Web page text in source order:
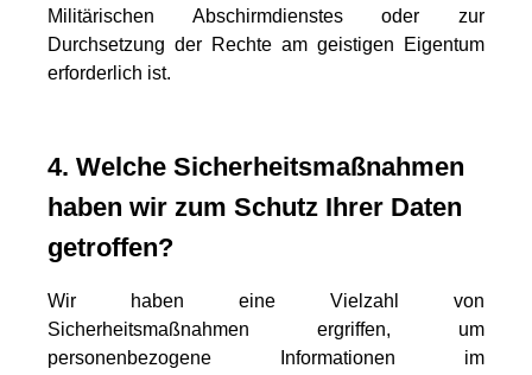
Militärischen Abschirmdienstes oder zur
Durchsetzung der Rechte am geistigen Eigentum
erforderlich ist.
4. Welche Sicherheitsmaßnahmen
haben wir zum Schutz Ihrer Daten
getroffen?
Wir haben eine Vielzahl von
Sicherheitsmaßnahmen ergriffen, um
personenbezogene Informationen im